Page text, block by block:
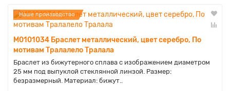
Наше производство
M0101034 Браслет металлический, цвет серебро, По
мотивам Тралалело Тралала
Браслет из бижутерного сплава с изображением диаметром
25 мм под выпуклой стеклянной линзой. Размер:
безразмерный. Материал: бижут..